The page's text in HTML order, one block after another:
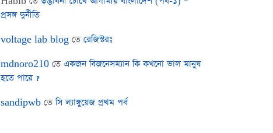
প্রসঙ্গ দুর্নীতি
voltage lab blog তেরেজিস্টরঃ
mdnoro210 তেএকজন বিজনেসম্যান কি কখনো ভাল মানুষ
হতে পারে ?
sandipwb তেসি ল্যাঙ্গুয়েজ প্রথম পর্ব